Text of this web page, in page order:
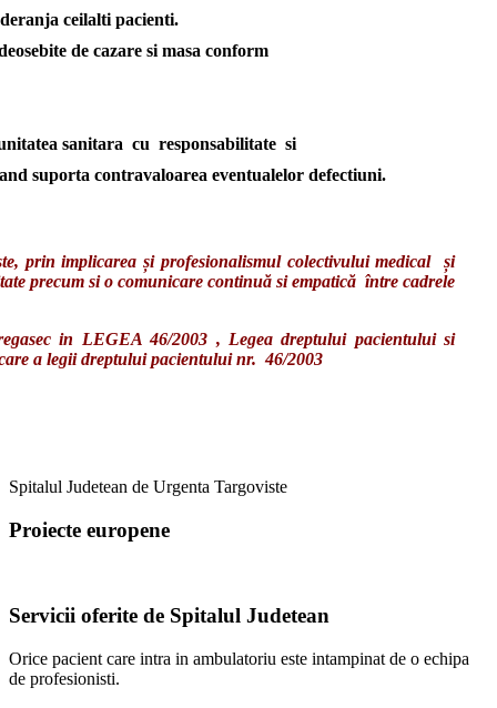
ceilalti pacienti.
de cazare si masa conform
sanitara cu responsabilitate si
suporta contravaloarea eventualelor defectiuni.
prin implicarea și profesionalismul colectivului medical și
precum si o comunicare continuă si empatică între cadrele
in LEGEA 46/2003 , Legea dreptului pacientului si
a legii dreptului pacientului nr. 46/2003
o
copie
înaltă
o
Pacientul
să
refuze
medicală
asumându-
şi,
în
decizia
consecinţele
refuzului
Spitalul Judetean de Urgenta Targoviste
Proiecte europene
Servicii oferite de Spitalul Judetean
Orice pacient care intra in ambulatoriu este intampinat de o echipa
de profesionisti.